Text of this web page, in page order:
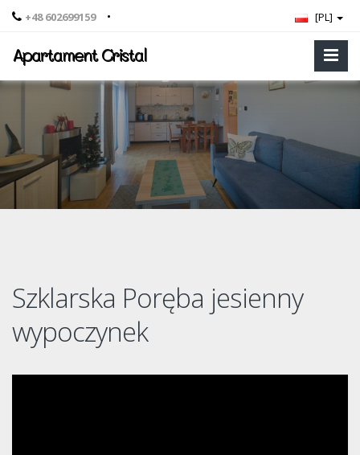
+48 602699159 • [PL]
Apartament Cristal
Szklarska Poręba jesienny
wypoczynek